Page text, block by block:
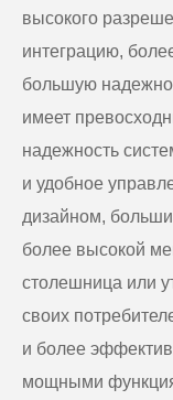
высокого
интеграцию,
большую
имеет
надежность
и удобное
дизайном,
более высокой
столешница или
своих
и более
мощными